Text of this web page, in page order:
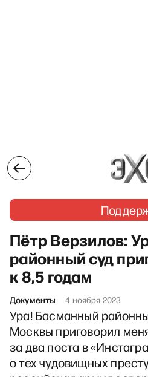
Пётр Верзилов:
районный суд
к 8,5 годам
Документы 4 ноября 2023
Ура! Басманный
Москвы приговорил
за два поста в
о тех чудовищных